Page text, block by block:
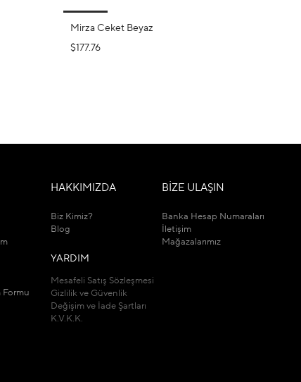
Mirza Ceket Beyaz
$177.76
Formu
HAKKIMIZDA
Biz Kimiz?
Blog
YARDIM
Mesafeli Satış Sözleşmesi
Gizlilik ve Güvenlik
Değişim ve İade Şartları
K.V.K.K.
BİZE ULAŞIN
Banka Hesap Numaraları
İletişim
Mağazalarımız